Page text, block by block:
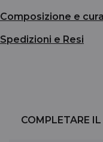
Composizione e cura
Spedizioni e Resi
COMPLETARE